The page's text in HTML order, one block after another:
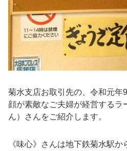
菊水支店お取引先の、令和元年
顔が素敵なご夫婦が経営するラ
ん）さんをご紹介します。
《味心》さんは地下鉄菊水駅